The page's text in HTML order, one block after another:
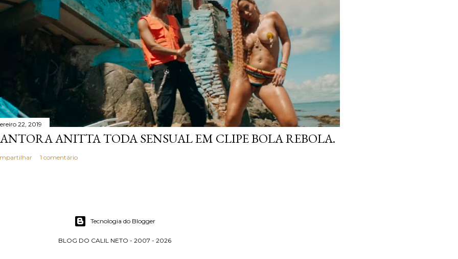
22, 2019
ANITTA TODA SENSUAL EM CLIPE BOLA REBOLA.
1 comentário
Tecnologia do Blogger
BLOG DO CALIL NETO - 2007 - 2026